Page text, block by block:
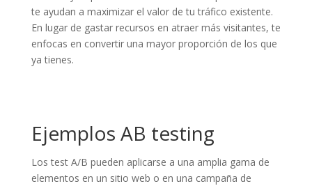
te ayudan a maximizar el valor de tu tráfico existente.
En lugar de gastar recursos en atraer más visitantes, te
enfocas en convertir una mayor proporción de los que
ya tienes.
Ejemplos AB testing
Los test A/B pueden aplicarse a una amplia gama de
elementos en un sitio web o en una campaña de